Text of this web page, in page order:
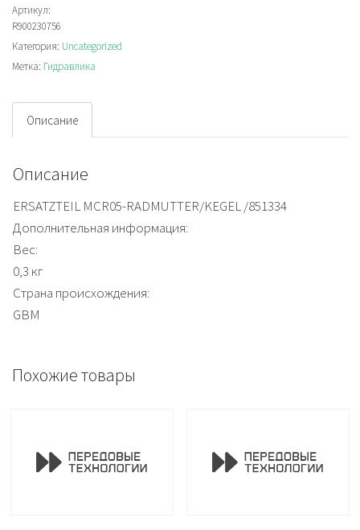
Артикул:
R900230756
Категория: Uncategorized
Метка: Гидравлика
Описание
Описание
ERSATZTEIL MCR05-RADMUTTER/KEGEL /851334
Дополнительная информация:
Вес:
0,3 кг
Страна происхождения:
GBM
Похожие товары